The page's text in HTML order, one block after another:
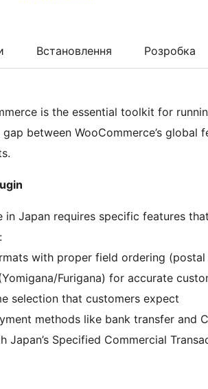
Встановлення Розробка
is the essential toolkit for
between WooCommerce’s global
in Japan requires specific features
with proper field ordering
Furigana) for accurate
selection that customers expect
methods like bank transfer and
Japan’s Specified Commercial